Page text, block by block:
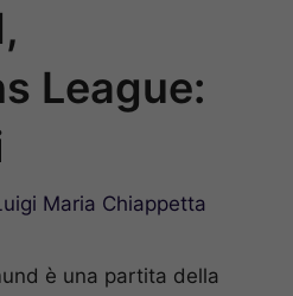
League:
Maria Chiappetta
è una partita della